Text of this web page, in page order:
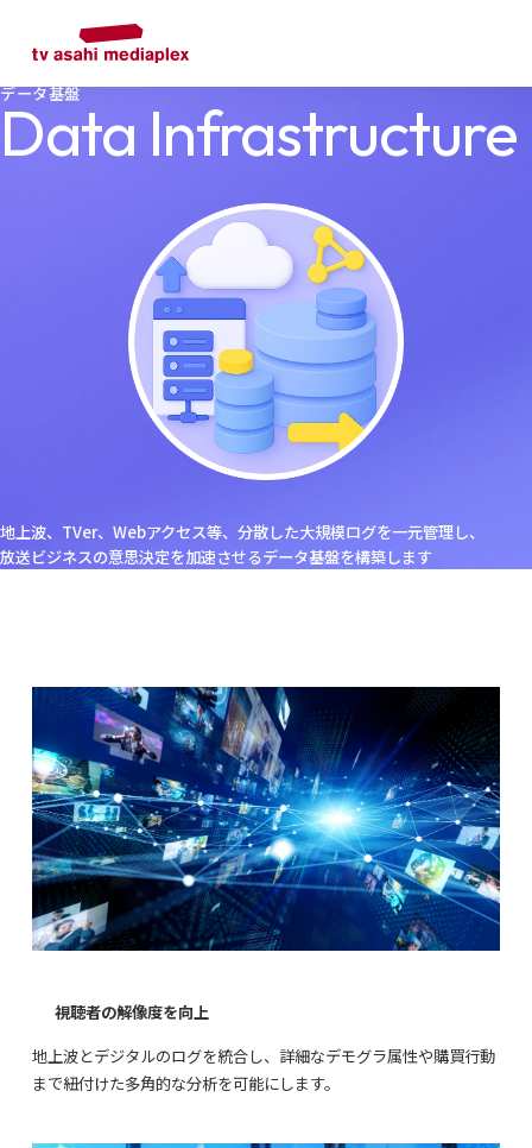
データ基盤
Data Infrastructure
地上波、TVer、Webアクセス等、分散した大規模ログを一元管理し、
放送ビジネスの意思決定を加速させるデータ基盤を構築します
視聴者の解像度を向上
地上波とデジタルのログを統合し、詳細なデモグラ属性や購買行動
まで紐付けた多角的な分析を可能にします。